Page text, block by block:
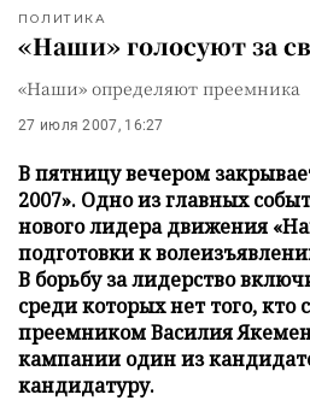
ПОЛИТИКА
«Наши» голосуют за
«Наши» определяют преемника
27 июля 2007, 16:27
В пятницу вечером
2007». Одно из главных
нового лидера движения
подготовки к
В борьбу за лидерство
среди которых нет того, кто
преемником Василия
кампании один из
кандидатуру.